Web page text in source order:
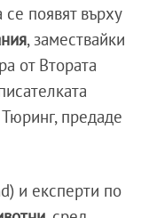
появят върху
, замествайки
от Втората
предаде
и експерти по